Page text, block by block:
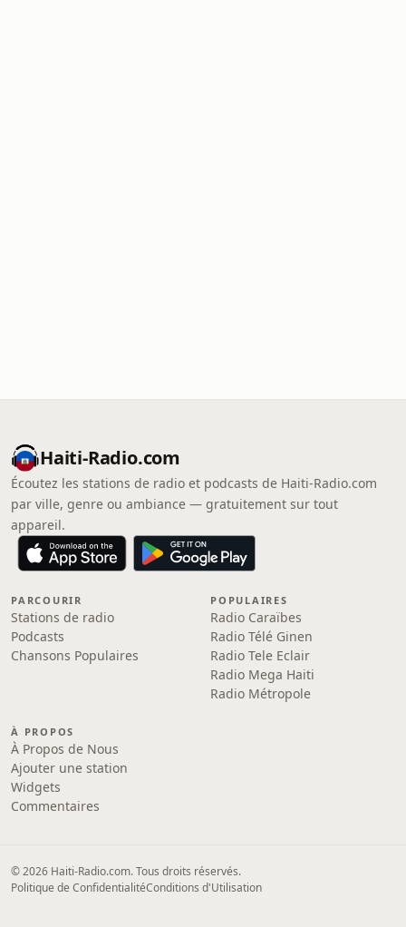
Haiti-Radio.com
Écoutez les stations de radio et podcasts de Haiti-Radio.com
par ville, genre ou ambiance — gratuitement sur tout
appareil.
PARCOURIR
Stations de radio
Podcasts
Chansons Populaires
POPULAIRES
Radio Caraïbes
Radio Télé Ginen
Radio Tele Eclair
Radio Mega Haiti
Radio Métropole
À PROPOS
À Propos de Nous
Ajouter une station
Widgets
Commentaires
© 2026 Haiti-Radio.com. Tous droits réservés.
Politique de ConfidentialitéConditions d'Utilisation